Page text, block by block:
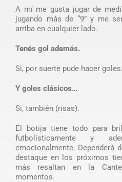
A mí me gusta jugar de
jugando más de “9” y me
arriba en cualquier lado.
Tenés gol además.
Si, por suerte pude hacer goles.
Y goles clásicos…
Si, también (risas).
El botija tiene todo para
futbolísticamente y
emocionalmente. Dependerá
destaque en los próximos
más resaltan en la
momentos.